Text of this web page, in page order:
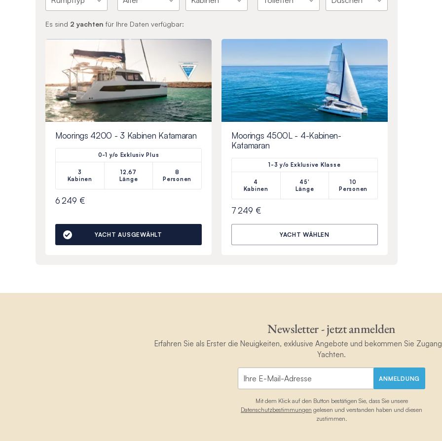
Es sind 2 yachten für Ihre Daten verfügbar:
Moorings 4200 - 3 Kabinen Katamaran
0-1 y/o Exklusiv Plus
3
Kabinen
12,67
Länge
8
Personen
6 249 €
YACHT AUSGEWÄHLT
Moorings 4500L - 4-Kabinen-
Katamaran
1-3 y/o Exklusive Klasse
4
Kabinen
45'
Länge
10
Personen
7 249 €
YACHT WÄHLEN
Newsletter - jetzt anmelden
Erfahren Sie als Erster die Neuigkeiten, exklusive Angebote und bekommen Sie
Yachten.
ANMELDUNG
Mit dem Klick auf den Button bestätigen Sie, dass Sie unsere
Datenschutzbestimmungen gelesen und verstanden haben und diesen
zustimmen.